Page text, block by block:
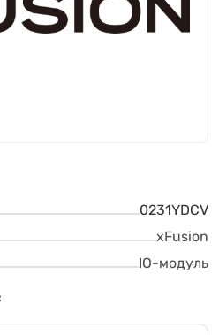
0231YDCV
xFusion
IO-модуль